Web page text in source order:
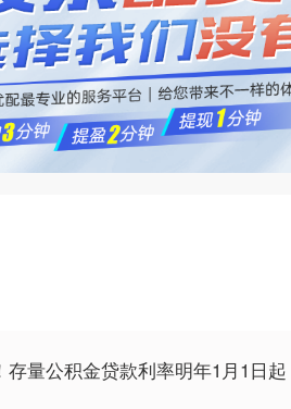
量公积金贷款利率明年1月1日起